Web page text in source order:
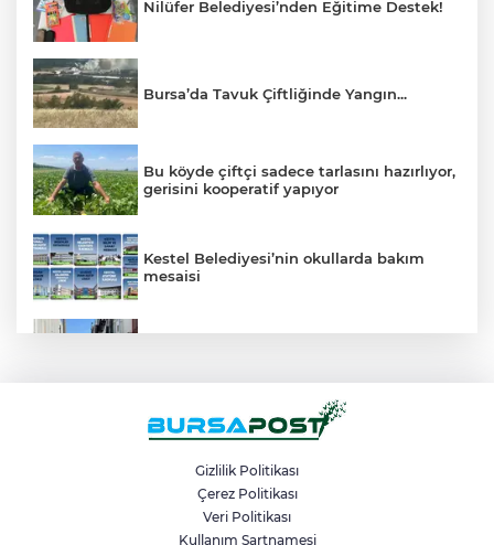
Nilüfer Belediyesi’nden Eğitime Destek!
Bursa’da Tavuk Çiftliğinde Yangın...
Bu köyde çiftçi sadece tarlasını hazırlıyor,
gerisini kooperatif yapıyor
Kestel Belediyesi’nin okullarda bakım
mesaisi
Büyükorhan’da şenlik coşkusu
Hatalı sollama yapan hafriyat kamyonu
kamerada
Gizlilik Politikası
Çerez Politikası
Veri Politikası
Kullanım Şartnamesi